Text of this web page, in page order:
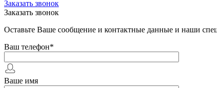
Заказать звонок
Заказать звонок
Оставьте Ваше сообщение и контактные данные и наши
Ваш телефон*
Ваше имя